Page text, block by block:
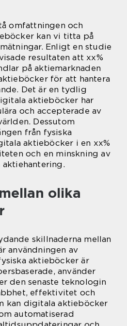
omfattningen och
kan vi titta på
Enligt en studie
resultaten att xx%
på aktiemarknaden
för att hantera
Det är en tydlig
aktieböcker har
och accepterade av
Dessutom
från fysiska
aktieböcker i en xx%
och en minskning av
olika
skillnaderna mellan
användningen av
aktieböcker är
använder
den senaste teknologin
effektivitet och
kan digitala aktieböcker
automatiserad